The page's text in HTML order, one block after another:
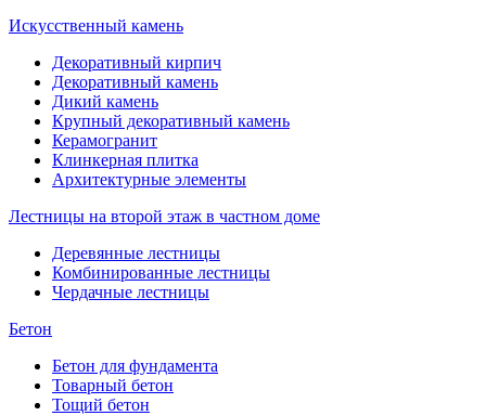
Искусственный камень
Декоративный кирпич
Декоративный камень
Дикий камень
Крупный декоративный камень
Керамогранит
Клинкерная плитка
Архитектурные элементы
Лестницы на второй этаж в частном доме
Деревянные лестницы
Комбинированные лестницы
Чердачные лестницы
Бетон
Бетон для фундамента
Товарный бетон
Тощий бетон